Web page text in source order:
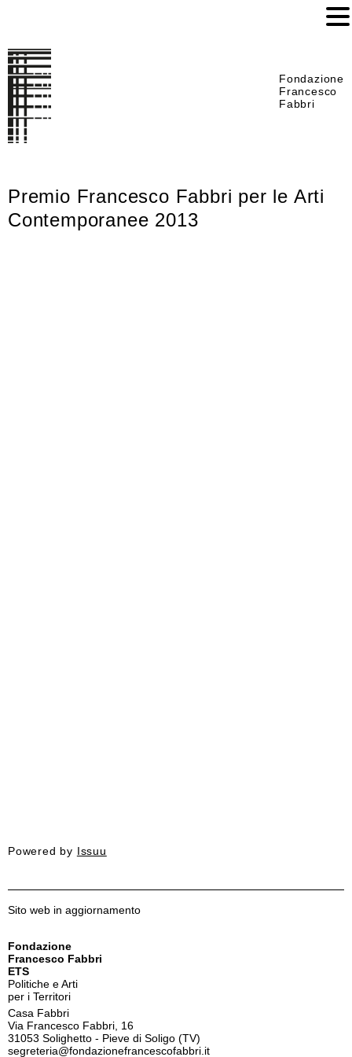
Fondazione
Francesco
Fabbri
Premio Francesco Fabbri per le Arti
Contemporanee 2013
Powered by Issuu
Sito web in aggiornamento
Fondazione
Francesco Fabbri
ETS
Politiche e Arti
per i Territori
Casa Fabbri
Via Francesco Fabbri, 16
31053 Solighetto - Pieve di Soligo (TV)
segreteria@fondazionefrancescofabbri.it